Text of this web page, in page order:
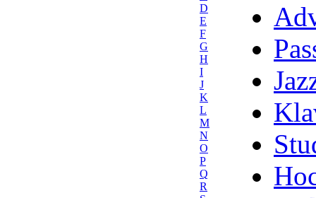
D
E
F
G
H
I
J
K
L
M
N
O
P
Q
R